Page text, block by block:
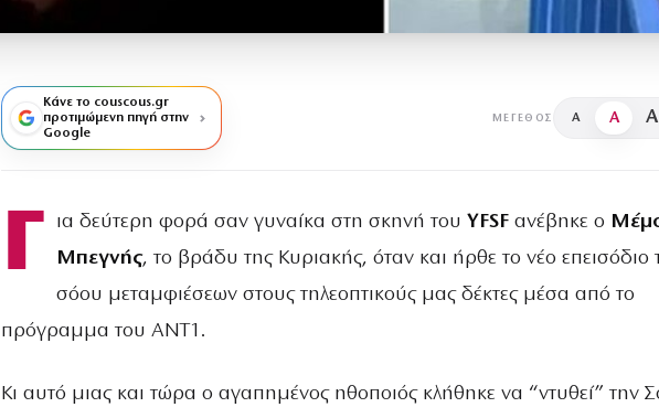
Κάνε το couscous.gr
προτιμώμενη πηγή στην
Google
ΜΈΓΕΘΟΣ A A A
Γ ια δεύτερη φορά σαν γυναίκα στη σκηνή του YFSFανέβηκε ο
Μπεγνής, το βράδυ της Κυριακής, όταν και ήρθε το νέο επεισόδιο
σόου μεταμφιέσεων στους τηλεοπτικούς μας δέκτες μέσα από το
πρόγραμμα του ΑΝΤ1.
Κι αυτό μιας και τώρα ο αγαπημένος ηθοποιός κλήθηκε να “ντυθεί” την